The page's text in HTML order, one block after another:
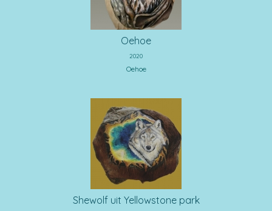
Oehoe
2020
Oehoe
Shewolf uit Yellowstone park